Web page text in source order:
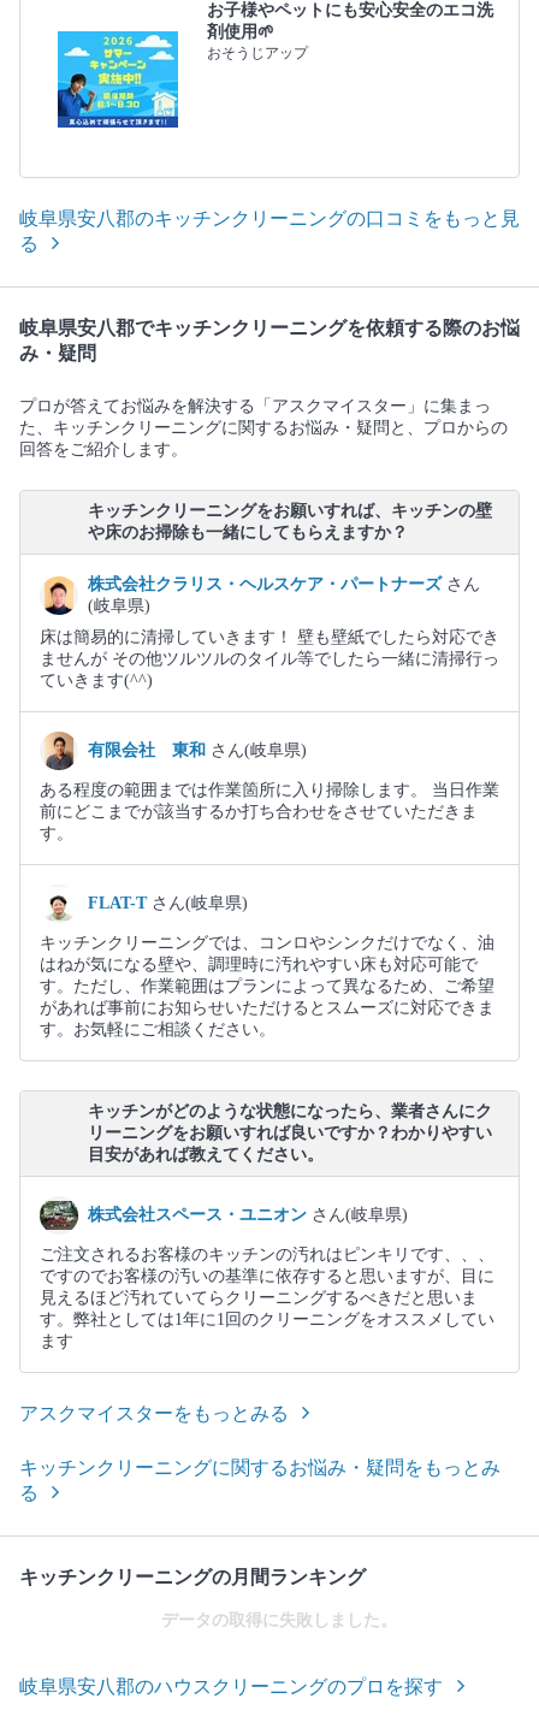
お子様やペットにも安心安全のエコ洗
剤使用🌱
おそうじアップ
岐阜県安八郡のキッチンクリーニングの口コミをもっと見
る
岐阜県安八郡でキッチンクリーニングを依頼する際のお悩
み・疑問
プロが答えてお悩みを解決する「アスクマイスター」に集まっ
た、キッチンクリーニングに関するお悩み・疑問と、プロからの
回答をご紹介します。
キッチンクリーニングをお願いすれば、キッチンの壁
や床のお掃除も一緒にしてもらえますか？
株式会社クラリス・ヘルスケア・パートナーズ さん
(岐阜県)
床は簡易的に清掃していきます！ 壁も壁紙でしたら対応でき
ませんが その他ツルツルのタイル等でしたら一緒に清掃行っ
ていきます(⁠^⁠^⁠)
有限会社 東和 さん(岐阜県)
ある程度の範囲までは作業箇所に入り掃除します。 当日作業
前にどこまでが該当するか打ち合わせをさせていただきま
す。
FLAT-T さん(岐阜県)
キッチンクリーニングでは、コンロやシンクだけでなく、油
はねが気になる壁や、調理時に汚れやすい床も対応可能で
す。ただし、作業範囲はプランによって異なるため、ご希望
があれば事前にお知らせいただけるとスムーズに対応できま
す。お気軽にご相談ください。
キッチンがどのような状態になったら、業者さんにク
リーニングをお願いすれば良いですか？わかりやすい
目安があれば教えてください。
株式会社スペース・ユニオン さん(岐阜県)
ご注文されるお客様のキッチンの汚れはピンキリです、、、
ですのでお客様の汚いの基準に依存すると思いますが、目に
見えるほど汚れていてらクリーニングするべきだと思いま
す。弊社としては1年に1回のクリーニングをオススメしてい
ます
アスクマイスターをもっとみる
キッチンクリーニングに関するお悩み・疑問をもっとみ
る
キッチンクリーニングの月間ランキング
データの取得に失敗しました。
岐阜県安八郡のハウスクリーニングのプロを探す